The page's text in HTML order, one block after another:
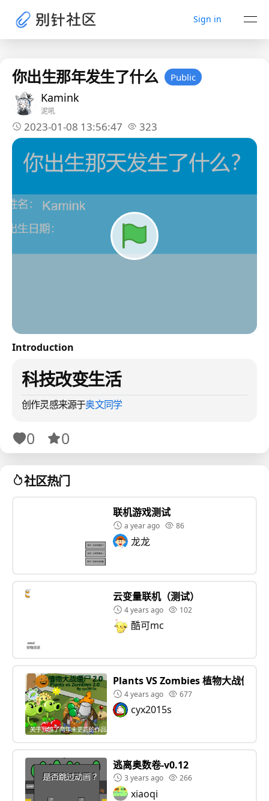
Sign in
你出生那年发生了什么 Public
Kamink
泥吼
2023-01-08 13:56:47 323
Introduction
科技改变生活
创作灵感来源于奥文同学
0 0
社区热门
联机游戏测试
a year ago 86
龙龙
云变量联机（测试）
4 years ago 102
酷可mc
Plants VS Zombies 植物大战僵尸
4 years ago 677
cyx2015s
逃离奥数卷-v0.12
3 years ago 266
xiaoqi